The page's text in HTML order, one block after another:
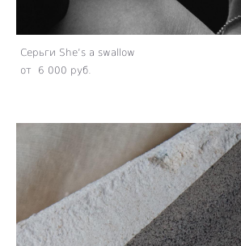
Серьги She’s a swallow
от 6 000 pуб.